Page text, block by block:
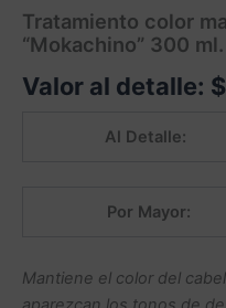
Tratamiento color
“Mokachino” 300 ml.
Valor al detalle: $
Al Detalle:
Por Mayor:
Mantiene el color del